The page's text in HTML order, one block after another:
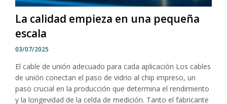
La calidad empieza en una pequeña
escala
03/07/2025
El cable de unión adecuado para cada aplicación Los cables
de unión conectan el paso de vidrio al chip impreso, un
paso crucial en la producción que determina el rendimiento
y la longevidad de la celda de medición. Tanto el fabricante